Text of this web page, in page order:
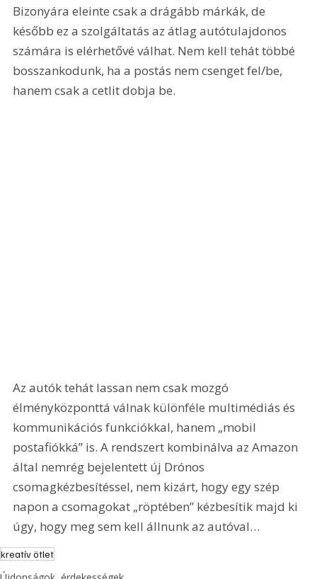
Bizonyára eleinte csak a drágább márkák, de
később ez a szolgáltatás az átlag autótulajdonos
számára is elérhetővé válhat. Nem kell tehát többé
bosszankodunk, ha a postás nem csenget fel/be,
hanem csak a cetlit dobja be.
Az autók tehát lassan nem csak mozgó
élményközponttá válnak különféle multimédiás és
kommunikációs funkciókkal, hanem „mobil
postafiókká” is. A rendszert kombinálva az Amazon
által nemrég bejelentett új Drónos
csomagkézbesítéssel, nem kizárt, hogy egy szép
napon a csomagokat „röptében” kézbesítik majd ki
úgy, hogy meg sem kell állnunk az autóval…
kreatív ötlet